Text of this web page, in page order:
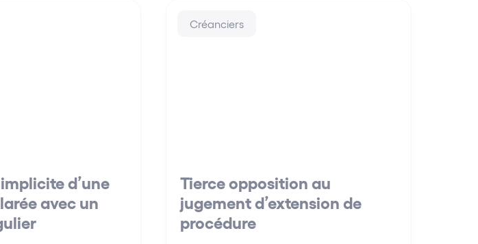
d’une
avec un
Créanciers
Tierce opposition au
jugement d’extension de
procédure